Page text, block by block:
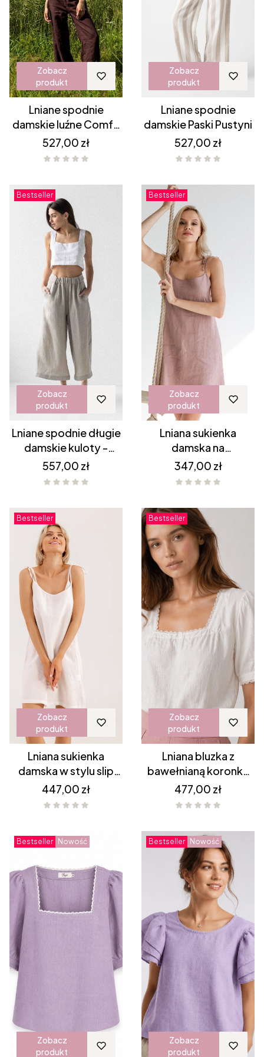
Zobacz
produkt
Lniane spodnie
damskie luźne Comfy
- CZEKOLADOWY
BRĄZ
Cena
527,00 zł
Zobacz
produkt
Lniane spodnie
damskie Paski Pustyni
Cena
527,00 zł
Bestseller
Zobacz
produkt
Lniane spodnie długie
damskie kuloty -
NATURALNE
Cena
557,00 zł
Bestseller
Zobacz
produkt
Lniana sukienka
damska na
ramiączkach dekolt w
serek RÓŻOWA
Cena
347,00 zł
Bestseller
Zobacz
produkt
Lniana sukienka
damska w stylu slip
dress na ramiączkach
BIAŁA
Cena
447,00 zł
Bestseller
Zobacz
produkt
Lniana bluzka z
bawełnianą koronką
Emilia
Cena
477,00 zł
Bestseller Nowość
Zobacz
produkt
Bestseller Nowość
Zobacz
produkt